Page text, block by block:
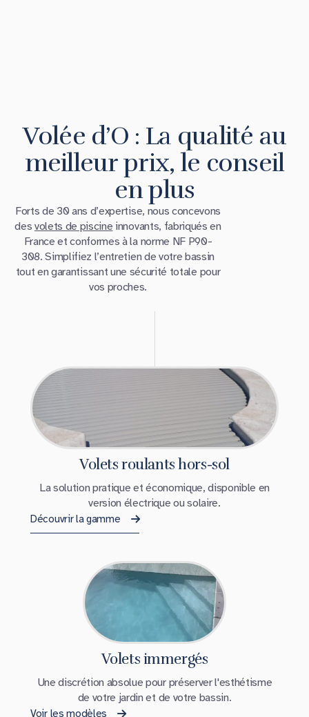
Volée d’O : La qualité au
meilleur prix, le conseil
en plus
Forts de 30 ans d’expertise, nous concevons
des volets de piscine innovants, fabriqués en
France et conformes à la norme NF P90-
308. Simplifiez l’entretien de votre bassin
tout en garantissant une sécurité totale pour
vos proches.
Volets roulants hors-sol
La solution pratique et économique, disponible en
version électrique ou solaire.
Découvrir la gamme
Volets immergés
Une discrétion absolue pour préserver l'esthétisme
de votre jardin et de votre bassin.
Voir les modèles